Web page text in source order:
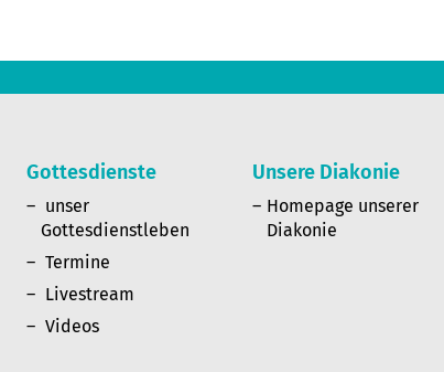
Gottesdienste
unser
Gottesdienstleben
Termine
Livestream
Videos
Unsere Diakonie
Homepage unserer
Diakonie